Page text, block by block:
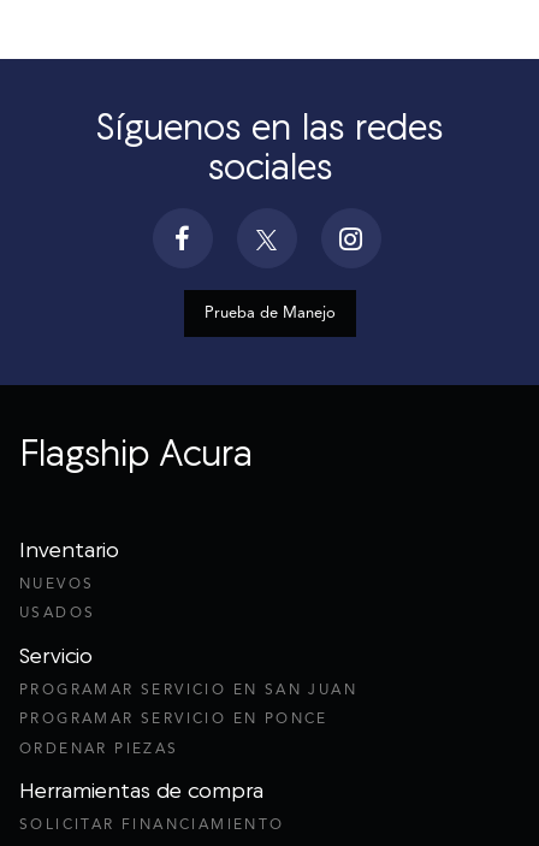
Síguenos en las redes
sociales
Prueba de Manejo
Flagship Acura
Inventario
NUEVOS
USADOS
Servicio
PROGRAMAR SERVICIO EN SAN JUAN
PROGRAMAR SERVICIO EN PONCE
ORDENAR PIEZAS
Herramientas de compra
SOLICITAR FINANCIAMIENTO